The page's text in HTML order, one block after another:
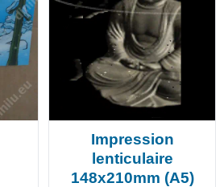
Impression
lenticulaire
148x210mm (A5)